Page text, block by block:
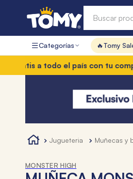
Categorías 🔥Tomy
a todo el país con tu compra
jugueteria muñecas
MONSTER HIGH
Términos más
1.
hot wheels
mochilas
mochila
4. toy story